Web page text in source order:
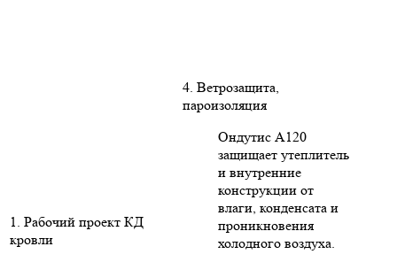
1. Рабочий проект КД
кровли
4. Ветрозащита,
пароизоляция
Ондутис А120
защищает утеплитель
и внутренние
конструкции от
влаги, конденсата и
проникновения
холодного воздуха.